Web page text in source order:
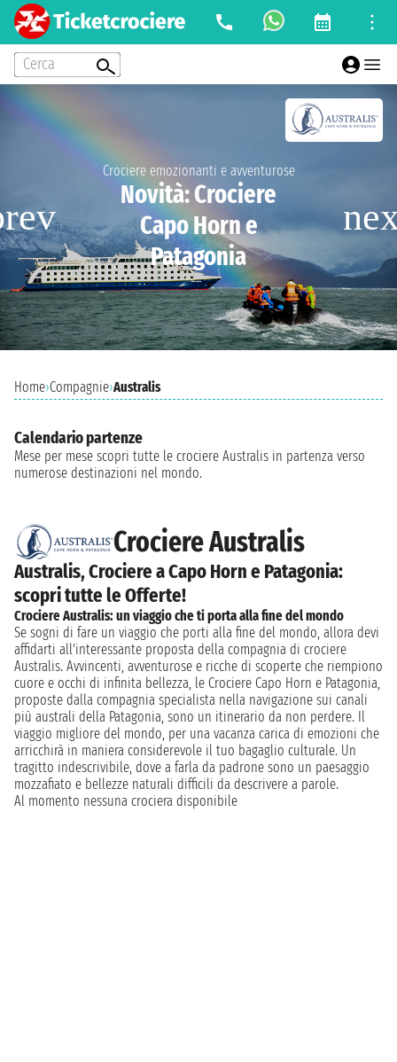
Cerca
Crociere emozionanti e avventurose
Novità: Crociere
Capo Horn e
Patagonia
Home›Compagnie›Australis
Crociere Australis
Australis, Crociere a Capo Horn e Patagonia:
scopri tutte le Offerte!
Crociere Australis: un viaggio che ti porta alla fine del mondo
Se sogni di fare un viaggio che porti alla fine del mondo, allora devi
affidarti all'interessante proposta della compagnia di crociere
Australis. Avvincenti, avventurose e ricche di scoperte che riempiono
cuore e occhi di infinita bellezza, le Crociere Capo Horn e Patagonia,
proposte dalla compagnia specialista nella navigazione sui canali
più australi della Patagonia, sono un itinerario da non perdere. Il
viaggio migliore del mondo, per una vacanza carica di emozioni che
arricchirà in maniera considerevole il tuo bagaglio culturale. Un
tragitto indescrivibile, dove a farla da padrone sono un paesaggio
mozzafiato e bellezze naturali difficili da descrivere a parole.
Al momento nessuna crociera disponibile
Calendario partenze
Mese per mese scopri tutte le crociere Australis in partenza verso
numerose destinazioni nel mondo.